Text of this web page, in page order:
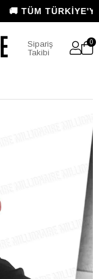
🚚 TÜM
Sipariş
Takibi
0